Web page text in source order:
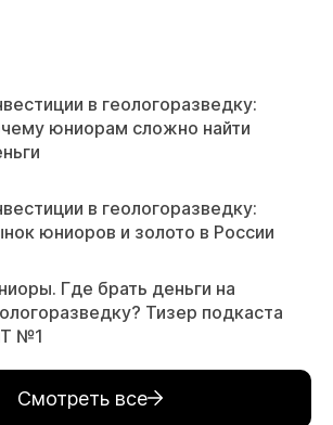
в геологоразведку:
юниорам сложно найти
в геологоразведку:
юниоров и золото в России
Где брать деньги на
Тизер подкаста
№1
Смотреть все